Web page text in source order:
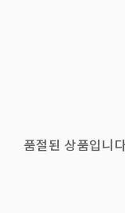
품절된 상품입니